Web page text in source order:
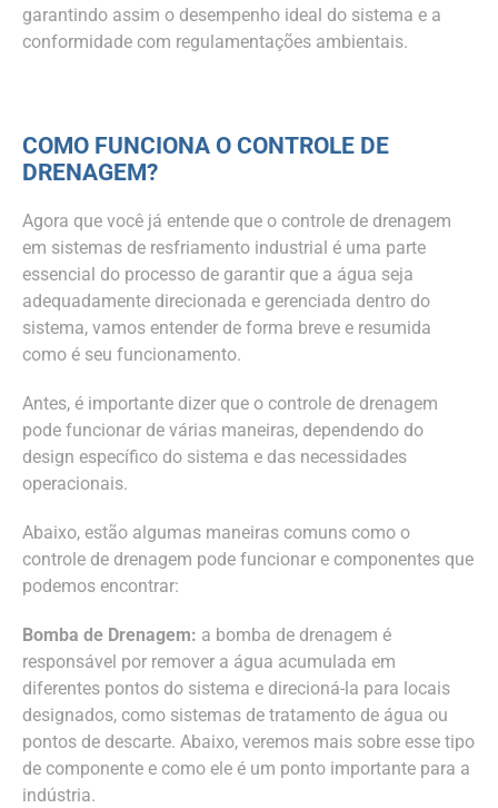
garantindo assim o desempenho ideal do sistema e a
conformidade com regulamentações ambientais.
COMO FUNCIONA O CONTROLE DE
DRENAGEM?
Agora que você já entende que o controle de drenagem
em sistemas de resfriamento industrial é uma parte
essencial do processo de garantir que a água seja
adequadamente direcionada e gerenciada dentro do
sistema, vamos entender de forma breve e resumida
como é seu funcionamento.
Antes, é importante dizer que o controle de drenagem
pode funcionar de várias maneiras, dependendo do
design específico do sistema e das necessidades
operacionais.
Abaixo, estão algumas maneiras comuns como o
controle de drenagem pode funcionar e componentes que
podemos encontrar:
Bomba de Drenagem: a bomba de drenagem é
responsável por remover a água acumulada em
diferentes pontos do sistema e direcioná-la para locais
designados, como sistemas de tratamento de água ou
pontos de descarte. Abaixo, veremos mais sobre esse tipo
de componente e como ele é um ponto importante para a
indústria.